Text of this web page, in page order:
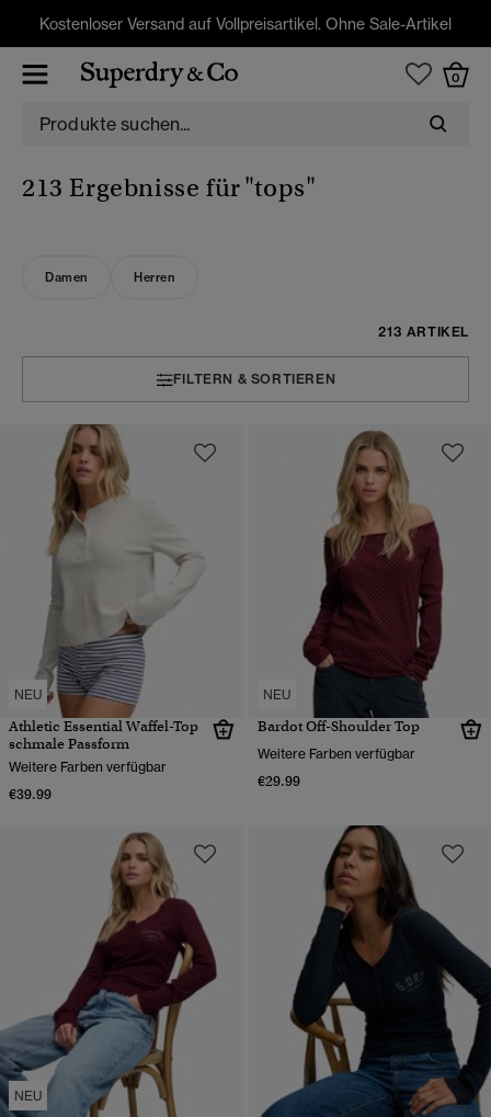
Kostenloser Versand auf Vollpreisartikel. Ohne Sale-Artikel
0
213 Ergebnisse für"tops"
Damen Herren
213 ARTIKEL
FILTERN & SORTIEREN
NEU
Athletic Essential Waffel-Top
schmale Passform
Weitere Farben verfügbar
€39.99
NEU
Bardot Off-Shoulder Top
Weitere Farben verfügbar
€29.99
NEU